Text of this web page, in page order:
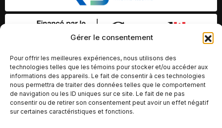
Gérer le consentement
Pour offrir les meilleures expériences, nous utilisons des
technologies telles que les témoins pour stocker et/ou accéder aux
informations des appareils. Le fait de consentir à ces technologies
nous permettra de traiter des données telles que le comportement
de navigation ou les ID uniques sur ce site. Le fait de ne pas
consentir ou de retirer son consentement peut avoir un effet négatif
sur certaines caractéristiques et fonctions.